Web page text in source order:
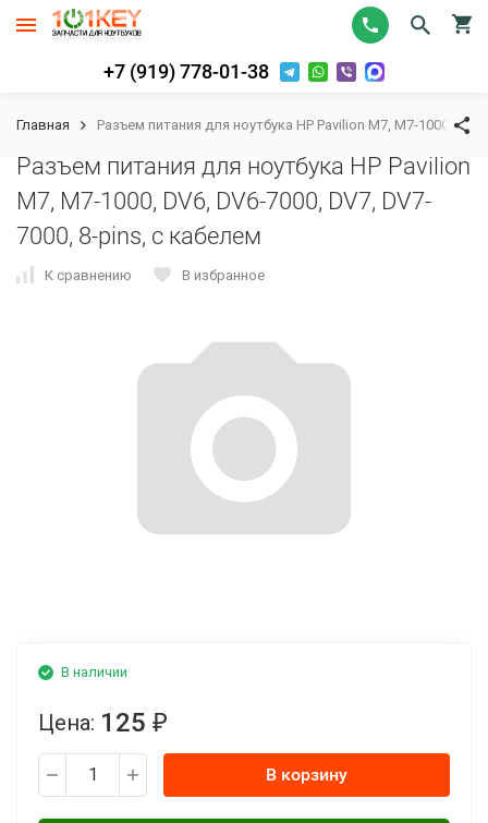
+7 (919) 778-01-38
Главная Разъем питания для ноутбука HP Pavilion M7, M7-1000,
Разъем питания для ноутбука HP Pavilion
M7, M7-1000, DV6, DV6-7000, DV7, DV7-
7000, 8-pins, с кабелем
К сравнению В избранное
В наличии
Цена: 125 ₽
В корзину